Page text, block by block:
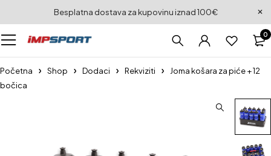
Besplatna dostava za kupovinu iznad 100€
0
Početna Shop Dodaci Rekviziti
Joma košara za piće + 12
bočica